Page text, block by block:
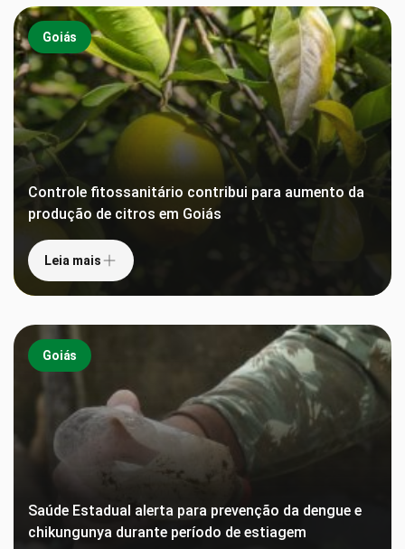
Goiás
Controle fitossanitário contribui para aumento da
produção de citros em Goiás
Leia mais
Goiás
Saúde Estadual alerta para prevenção da dengue e
chikungunya durante período de estiagem